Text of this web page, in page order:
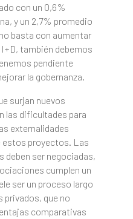
con un 0,6%
y un 2,7% promedio
basta con aumentar
también debemos
pendiente
la gobernanza.
surjan nuevos
las dificultades para
externalidades
estos proyectos. Las
deben ser negociadas,
cumplen un
ser un proceso largo
privados, que no
comparativas